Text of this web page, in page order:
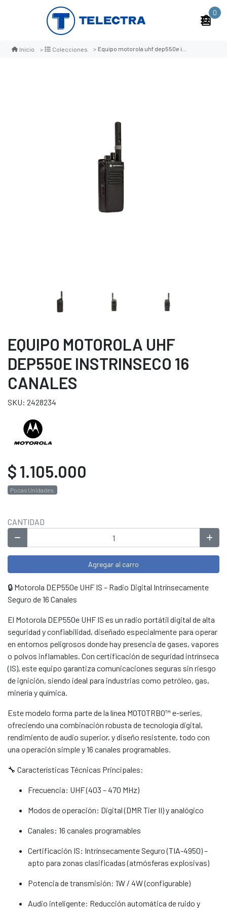
0
Inicio Colecciones Equipo motorola uhf dep550e instrinseco 16 canales
EQUIPO MOTOROLA UHF
DEP550E INSTRINSECO 16
CANALES
SKU: 2428234
$ 1.105.000
Pocas Unidades.
CANTIDAD
Agregar al carro
🔒 Motorola DEP550e UHF IS – Radio Digital Intrínsecamente
Seguro de 16 Canales
El Motorola DEP550e UHF IS es un radio portátil digital de alta
seguridad y confiabilidad, diseñado especialmente para operar
en entornos peligrosos donde hay presencia de gases, vapores
o polvos inflamables. Con certificación de seguridad intrínseca
(IS), este equipo garantiza comunicaciones seguras sin riesgo
de ignición, siendo ideal para industrias como petróleo, gas,
minería y química.
Este modelo forma parte de la línea MOTOTRBO™ e-series,
ofreciendo una combinación robusta de tecnología digital,
rendimiento de audio superior, y diseño resistente, todo con
una operación simple y 16 canales programables.
🔧 Características Técnicas Principales:
Frecuencia: UHF (403 – 470 MHz)
Modos de operación: Digital (DMR Tier II) y analógico
Canales: 16 canales programables
Certificación IS: Intrínsecamente Seguro (TIA-4950) –
apto para zonas clasificadas (atmósferas explosivas)
Potencia de transmisión: 1W / 4W (configurable)
Audio inteligente: Reducción automática de ruido y